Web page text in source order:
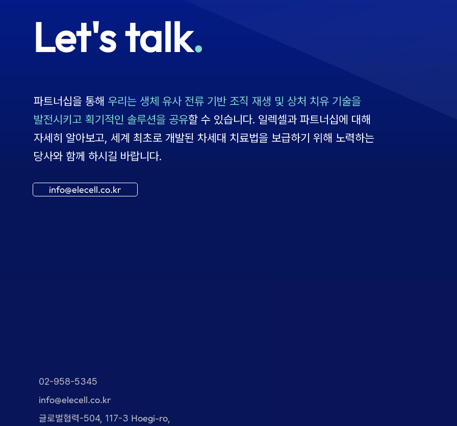
Let's talk.
파트너십을 통해 우리는 생체 유사 전류 기반 조직 재생 및 상처 치유 기술을
발전시키고 획기적인 솔루션을 공유할 수 있습니다. 일렉셀과 파트너십에 대해
자세히 알아보고, 세계 최초로 개발된 차세대 치료법을 보급하기 위해 노력하는
당사와 함께 하시길 바랍니다.
info@elecell.co.kr
02-958-5345
info@elecell.co.kr
글로벌협력-504, 117-3 Hoegi-ro